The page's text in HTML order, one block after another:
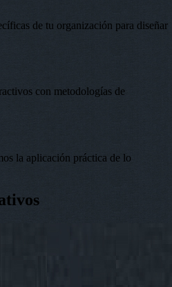
de tu organización para diseñar
con metodologías de
la aplicación práctica de lo